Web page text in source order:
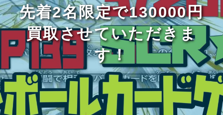
先着2名限定で130000円
買取させていただきま
す！